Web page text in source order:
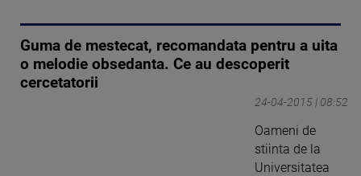
Guma de mestecat, recomandata pentru a uita
o melodie obsedanta. Ce au descoperit
cercetatorii
24-04-2015 | 08:52
Oameni de
stiinta de la
Universitatea